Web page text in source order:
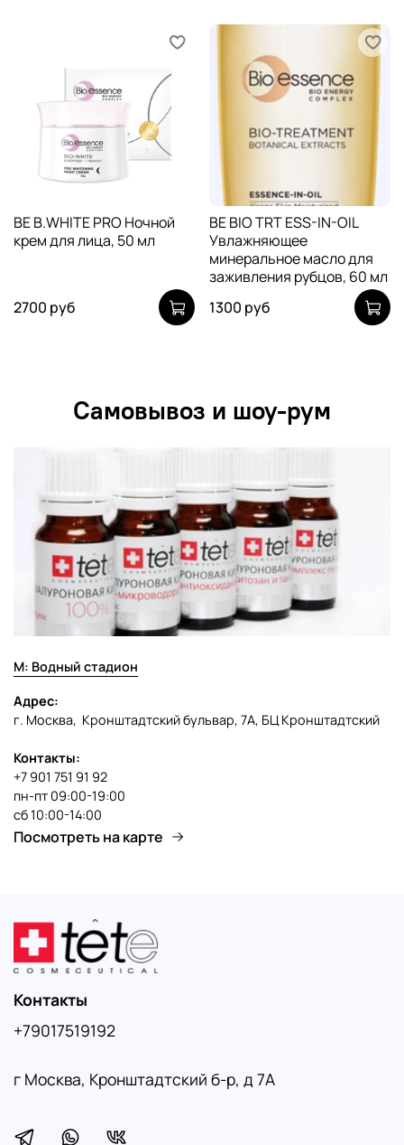
BE B.WHITE PRO Ночной
крем для лица, 50 мл
2700 руб
BE BIO TRT ESS-IN-OIL
Увлажняющее
минеральное масло для
заживления рубцов, 60 мл
1300 руб
Самовывоз и шоу-рум
М: Водный стадион
Адрес:
г. Москва, Кронштадтский бульвар, 7А, БЦ Кронштадтский
Контакты:
+7 901 751 91 92
пн-пт 09:00-19:00
сб 10:00-14:00
Посмотреть на карте
Контакты
+79017519192
г Москва, Кронштадтский б-р, д 7А